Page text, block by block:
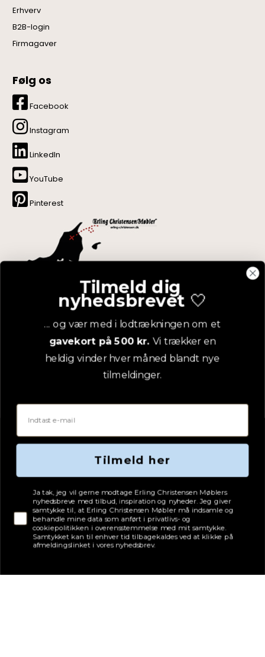
Erhverv
B2B-login
Firmagaver
Følg os
Facebook
Instagram
LinkedIn
YouTube
Pinterest
Hørmestedvej 342
Tilmeld dig
nyhedsbrevet 🤍
... og vær med i lodtrækningen om et
gavekort på 500 kr. Vi trækker en
heldig vinder hver måned blandt nye
tilmeldinger.
Email
Tilmeld her
Tjekboks samtykke
Ja tak, jeg vil gerne modtage Erling Christensen Møblers
nyhedsbreve med tilbud, inspiration og nyheder. Jeg giver
samtykke til, at Erling Christensen Møbler må indsamle og
behandle mine data som anført i privatlivs- og
cookiepolitikken i overensstemmelse med mit samtykke.
Samtykket kan til enhver tid tilbagekaldes ved at klikke på
afmeldingslinket i vores nyhedsbrev.